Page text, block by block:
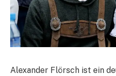
Alexander Flörsch ist ein